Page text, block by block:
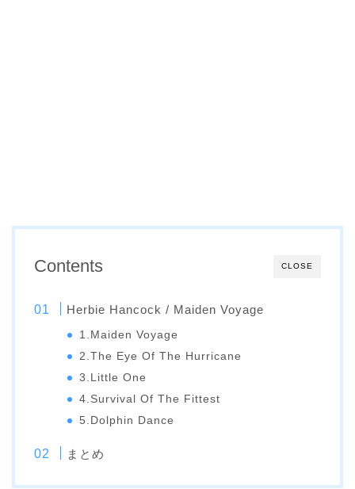
CLOSE
Contents
Herbie Hancock / Maiden Voyage
1.Maiden Voyage
2.The Eye Of The Hurricane
3.Little One
4.Survival Of The Fittest
5.Dolphin Dance
まとめ